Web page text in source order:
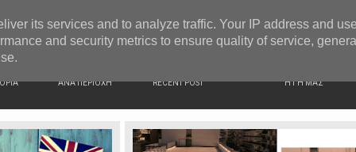
ΑΝΑ ΠΕΡΙΟΧΗ RECENT POST Η ΓΗ ΜΑΣ
its services and to analyze traffic. Your IP address and
and security metrics to ensure quality of service,